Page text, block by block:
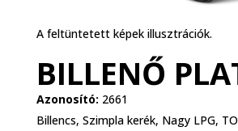
A feltüntetett képek illusztrációk.
BILLENŐ
Azonosító: 2661
Billencs, Szimpla kerék, Nagy LPG,